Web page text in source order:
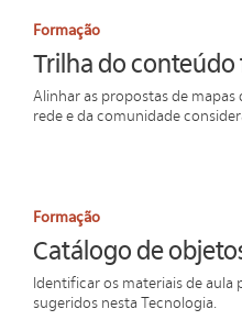
Formação
Trilha do
Alinhar as propostas de mapas
rede e da comunidade
Formação
Catálogo de
Identificar os materiais de aula
sugeridos nesta Tecnologia.